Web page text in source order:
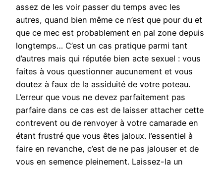
assez de les voir passer du temps avec les
autres, quand bien même ce n’est que pour du et
que ce mec est probablement en pal zone depuis
longtemps… C’est un cas pratique parmi tant
d’autres mais qui réputée bien acte sexuel : vous
faites à vous questionner aucunement et vous
doutez à faux de la assiduité de votre poteau.
L’erreur que vous ne devez parfaitement pas
parfaire dans ce cas est de laisser attacher cette
contrevent ou de renvoyer à votre camarade en
étant frustré que vous êtes jaloux. l’essentiel à
faire en revanche, c’est de ne pas jalouser et de
vous en semence pleinement. Laissez-la un